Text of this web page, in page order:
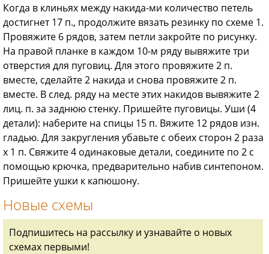
Когда в клиньях между накида-ми количество петель
достигнет 17 п., продолжите вязать резинку по схеме 1.
Провяжите 6 рядов, затем петли закройте по рисунку.
На правой планке в каждом 10-м ряду вывяжите три
отверстия для пуговиц. Для этого провяжите 2 п.
вместе, сделайте 2 накида и снова провяжите 2 п.
вместе. В след. ряду на месте этих накидов вывяжите 2
лиц. п. за заднюю стенку. Пришейте пуговицы. Уши (4
детали): наберите на спицы 15 п. Вяжите 12 рядов изн.
гладью. Для закругления убавьте с обеих сторон 2 раза
х 1 п. Свяжите 4 одинаковые детали, соедините по 2 с
помощью крючка, предварительно набив синтепоном.
Пришейте ушки к капюшону.
Новые схемы
Подпишитесь на рассылку и узнавайте о новых
схемах первыми!